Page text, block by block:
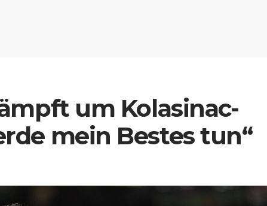
um Kolasinac-
mein Bestes tun“